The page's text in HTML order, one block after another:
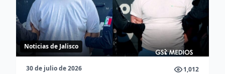
Noticias de Jalisco
30 de julio de 2026 1,012